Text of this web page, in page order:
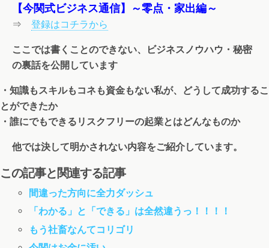
【今関式ビジネス通信】～零点・家出編～
⇒ 登録はコチラから
ここでは書くことのできない、ビジネスノウハウ・秘密
の裏話を公開しています
・知識もスキルもコネも資金もない私が、どうして成功するこ
とができたか
・誰にでもできるリスクフリーの起業とはどんなものか
他では決して明かされない内容をご紹介しています。
この記事と関連する記事
間違った方向に全力ダッシュ
「わかる」と「できる」は全然違うっ！！！！
もう社畜なんてコリゴリ